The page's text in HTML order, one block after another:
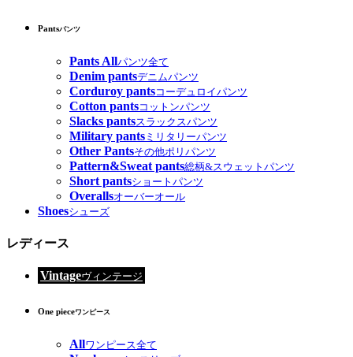
Pantsパンツ
Pants Allパンツ全て
Denim pantsデニムパンツ
Corduroy pantsコーデュロイパンツ
Cotton pantsコットンパンツ
Slacks pantsスラックスパンツ
Military pants ミリタリーパンツ
Other Pantsその他ポリパンツ
Pattern&Sweat pants総柄&スウェットパンツ
Short pantsショートパンツ
Overallsオーバーオール
Shoesシューズ
レディース
Vintageヴィンテージ
One pieceワンピース
Allワンピース全て